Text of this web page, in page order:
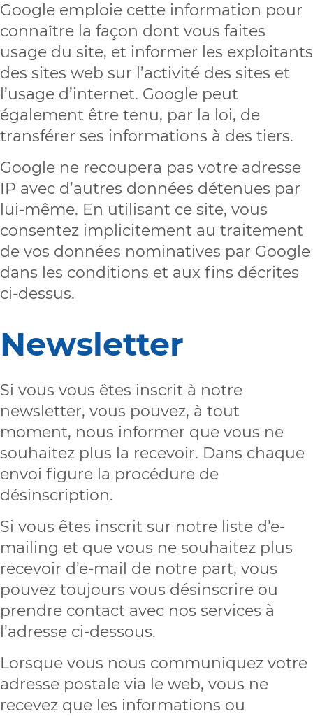
Google emploie cette information pour
connaître la façon dont vous faites
usage du site, et informer les exploitants
des sites web sur l’activité des sites et
l’usage d’internet. Google peut
également être tenu, par la loi, de
transférer ses informations à des tiers.
Google ne recoupera pas votre adresse
IP avec d’autres données détenues par
lui-même. En utilisant ce site, vous
consentez implicitement au traitement
de vos données nominatives par Google
dans les conditions et aux fins décrites
ci-dessus.
Newsletter
Si vous vous êtes inscrit à notre
newsletter, vous pouvez, à tout
moment, nous informer que vous ne
souhaitez plus la recevoir. Dans chaque
envoi figure la procédure de
désinscription.
Si vous êtes inscrit sur notre liste d’e-
mailing et que vous ne souhaitez plus
recevoir d’e-mail de notre part, vous
pouvez toujours vous désinscrire ou
prendre contact avec nos services à
l’adresse ci-dessous.
Lorsque vous nous communiquez votre
adresse postale via le web, vous ne
recevez que les informations ou